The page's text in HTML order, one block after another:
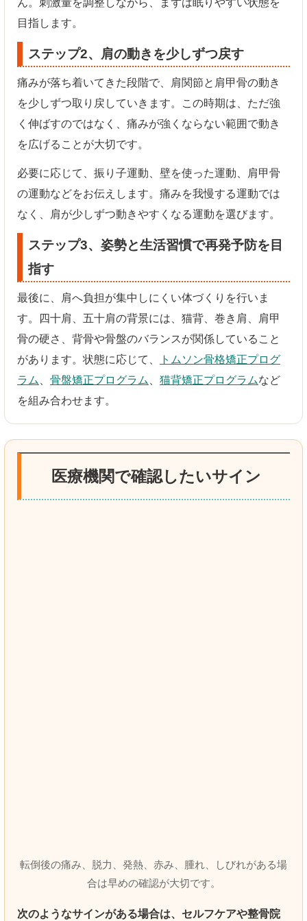
目指します。
ステップ2、肩の動きを少しずつ戻す
痛みが落ち着いてきた段階で、肩関節と肩甲骨の動き
を少しずつ取り戻していきます。この時期は、ただ強
く伸ばすのではなく、痛みが強くならない範囲で動き
を広げることが大切です。
必要に応じて、振り子運動、壁を使った運動、肩甲骨
の運動などをお伝えします。痛みを我慢する運動では
なく、肩が少しずつ動きやすくなる運動を選びます。
ステップ3、姿勢と生活習慣で再発予防を目
指す
最後に、肩へ負担が集中しにくい体づくりを行いま
す。四十肩、五十肩の背景には、猫背、巻き肩、肩甲
骨の硬さ、背骨や骨盤のバランスが関係していること
があります。状態に応じて、
トムソン骨格矯正プログ
ラム
骨盤矯正プログラム 猫背矯正プログラムなど
を組み合わせます。
医療機関で確認したいサイン
転倒後の痛み、脱力、発熱、赤み、腫れ、しびれがある場
合は早めの確認が大切です。
次のようなサインがある場合は、セルフケアや整骨院